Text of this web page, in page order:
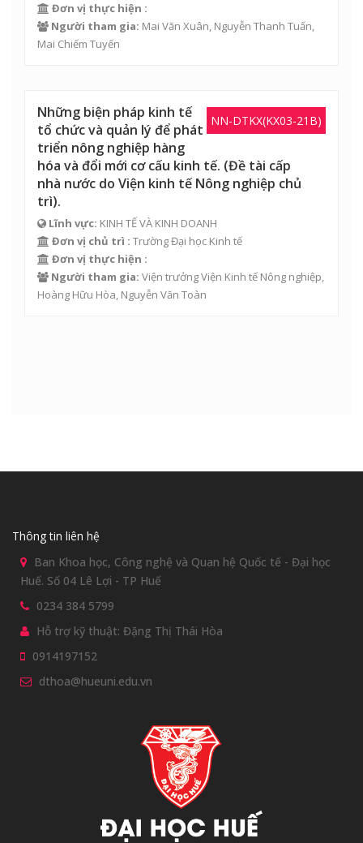
Đơn vị thực hiện :
Người tham gia: Mai Văn Xuân, Nguyễn Thanh Tuấn,
Mai Chiếm Tuyến
NN-DTKX(KX03-21B)
Những biện pháp kinh tế
tổ chức và quản lý để phát
triển nông nghiệp hàng
hóa và đổi mới cơ cấu kinh tế. (Đề tài cấp
nhà nước do Viện kinh tế Nông nghiệp chủ
trì).
Lĩnh vực: KINH TẾ VÀ KINH DOANH
Đơn vị chủ trì : Trường Đại học Kinh tế
Đơn vị thực hiện :
Người tham gia: Viện trưởng Viện Kinh tế Nông nghiệp,
Hoàng Hữu Hòa, Nguyễn Văn Toàn
Thông tin liên hệ
Ban Khoa học, Công nghệ và Quan hệ Quốc tế - Đại học
Huế. Số 04 Lê Lợi - TP Huế
0234 384 5799
Hỗ trợ kỹ thuật: Đặng Thị Thái Hòa
0914197152
dthoa@hueuni.edu.vn